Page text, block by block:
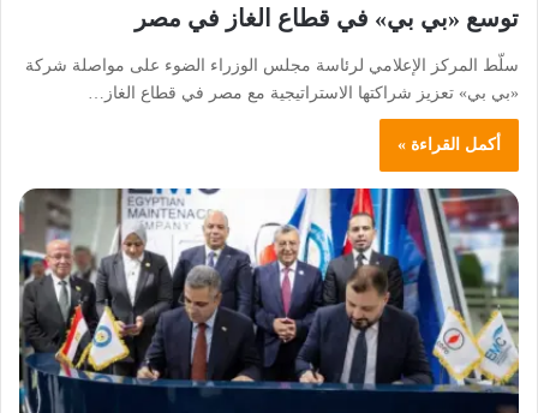
توسع «بي بي» في قطاع الغاز في مصر
سلّط المركز الإعلامي لرئاسة مجلس الوزراء الضوء على مواصلة شركة
«بي بي» تعزيز شراكتها الاستراتيجية مع مصر في قطاع الغاز…
أكمل القراءة »